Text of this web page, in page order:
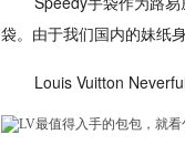
袋。由于我们国内的妹纸
Louis Vuitton